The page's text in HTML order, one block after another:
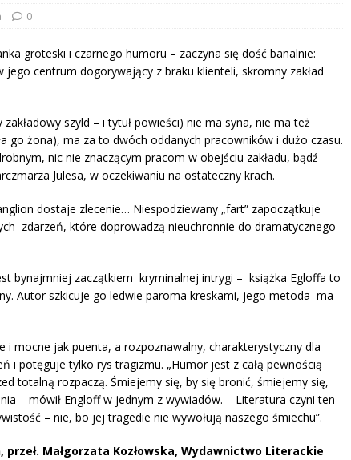
0
groteski i czarnego humoru – zaczyna się dość banalnie:
centrum dogorywający z braku klienteli, skromny zakład
szyld – i tytuł powieści) nie ma syna, nie ma też
go żona), ma za to dwóch oddanych pracowników i dużo czasu.
nic nie znaczącym pracom w obejściu zakładu, bądź
Julesa, w oczekiwaniu na ostateczny krach.
dostaje zlecenie… Niespodziewany „fart” zapoczątkuje
zdarzeń, które doprowadzą nieuchronnie do dramatycznego
bynajmniej zaczątkiem kryminalnej intrygi – książka Egloffa to
Autor szkicuje go ledwie paroma kreskami, jego metoda ma
i mocne jak puenta, a rozpoznawalny, charakterystyczny dla
i potęguje tylko rys tragizmu. „Humor jest z całą pewnością
totalną rozpaczą. Śmiejemy się, by się bronić, śmiejemy się,
– mówił Engloff w jednym z wywiadów. – Literatura czyni ten
– nie, bo jej tragedie nie wywołują naszego śmiechu”.
przeł. Małgorzata Kozłowska, Wydawnictwo Literackie